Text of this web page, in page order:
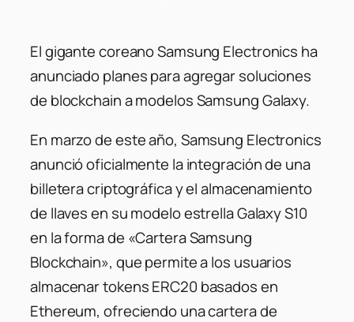
El gigante coreano Samsung Electronics ha
anunciado planes para agregar soluciones
de blockchain a modelos Samsung Galaxy.
En marzo de este año, Samsung Electronics
anunció oficialmente la integración de una
billetera criptográfica y el almacenamiento
de llaves en su modelo estrella Galaxy S10
en la forma de «Cartera Samsung
Blockchain», que permite a los usuarios
almacenar tokens ERC20 basados ​​en
Ethereum, ofreciendo una cartera de